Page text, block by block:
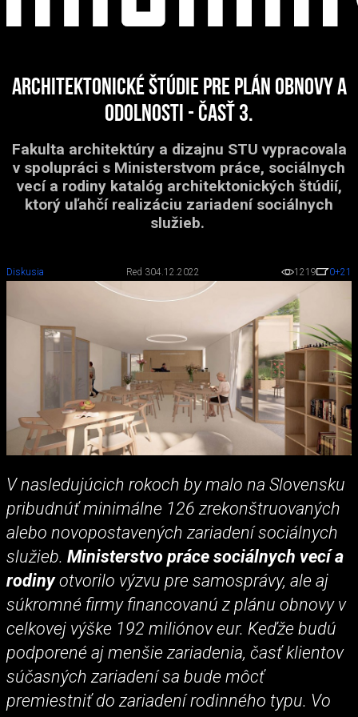
ARCHITEKTONICKÉ ŠTÚDIE PRE PLÁN OBNOVY A
ODOLNOSTI - ČASŤ 3.
Fakulta architektúry a dizajnu STU vypracovala
v spolupráci s Ministerstvom práce, sociálnych
vecí a rodiny katalóg architektonických štúdií,
ktorý uľahčí realizáciu zariadení sociálnych
služieb.
Diskusia Red 304.12.2022 1219 0+21
V nasledujúcich rokoch by malo na Slovensku
pribudnúť minimálne 126 zrekonštruovaných
alebo novopostavených zariadení sociálnych
služieb. Ministerstvo práce sociálnych vecí a
rodinyotvorilo výzvu pre samosprávy, ale aj
súkromné firmy financovanú z plánu obnovy v
celkovej výške 192 miliónov eur. Keďže budú
podporené aj menšie zariadenia, časť klientov
súčasných zariadení sa bude môcť
premiestniť do zariadení rodinného typu. Vo